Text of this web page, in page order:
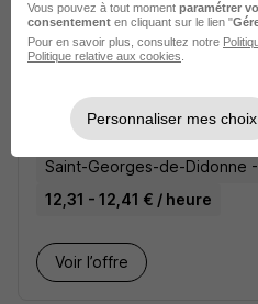
Auxiliaire de Vie en
Vitalliance
Saint-Georges-de-Didonne
12,31 - 12,41 € / heure
Voir l’offre
Vous pouvez à tout moment paramétrer
consentement en cliquant sur le lien "
Pour en savoir plus, consultez notre
Politique relative aux cookies
Personnaliser mes choix